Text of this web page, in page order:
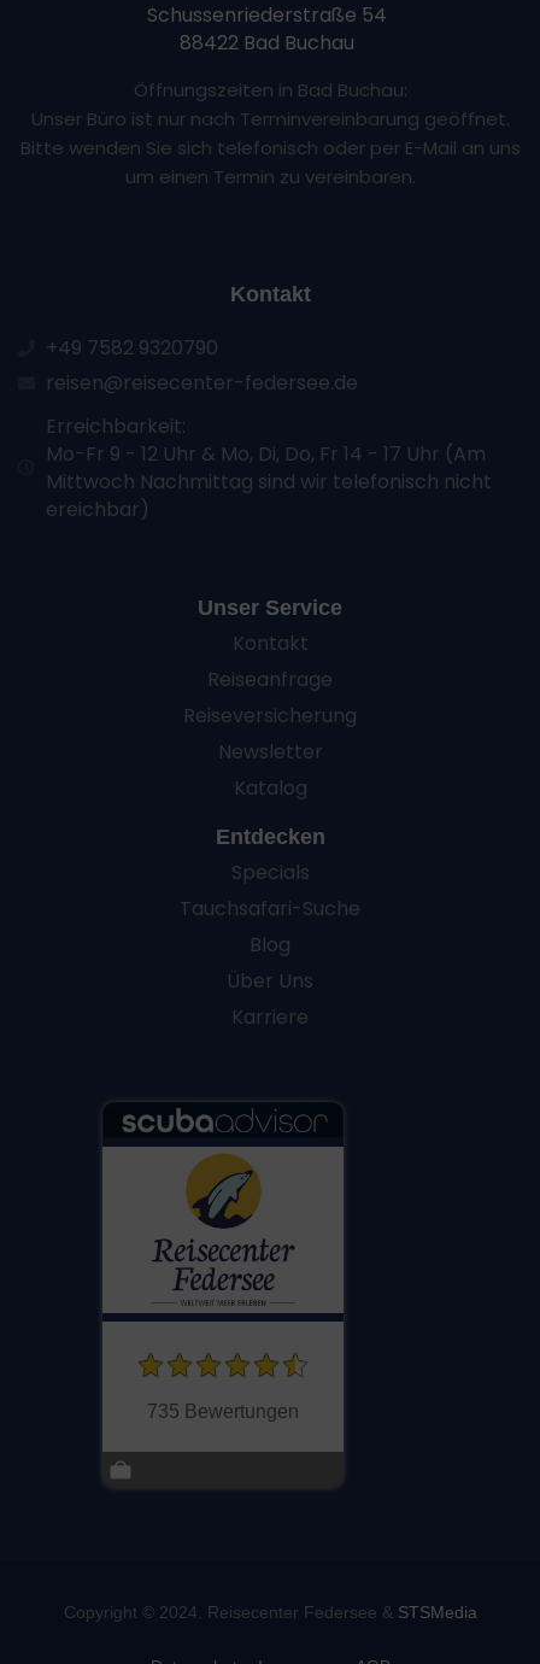
Schussenriederstraße 54
88422 Bad Buchau
Öffnungszeiten in Bad Buchau:
Unser Büro ist nur nach Terminvereinbarung geöffnet.
Bitte wenden Sie sich telefonisch oder per E-Mail an uns
um einen Termin zu vereinbaren.
Kontakt
+49 7582 9320790
reisen@reisecenter-federsee.de
Erreichbarkeit:
Mo-Fr 9 - 12 Uhr & Mo, Di, Do, Fr 14 - 17 Uhr (Am
Mittwoch Nachmittag sind wir telefonisch nicht
ereichbar)
Unser Service
Kontakt
Reiseanfrage
Reiseversicherung
Newsletter
Katalog
Entdecken
Specials
Tauchsafari-Suche
Blog
Über Uns
Karriere
735 Bewertungen
Copyright © 2024. Reisecenter Federsee & STSMedia